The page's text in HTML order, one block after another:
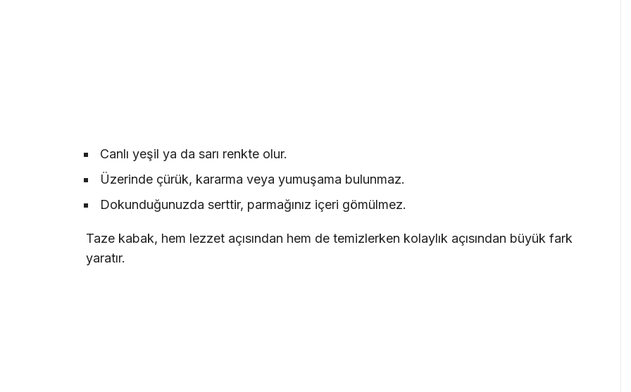
Canlı yeşil ya da sarı renkte olur.
Üzerinde çürük, kararma veya yumuşama bulunmaz.
Dokunduğunuzda serttir, parmağınız içeri gömülmez.
Taze kabak, hem lezzet açısından hem de temizlerken kolaylık açısından büyük fark
yaratır.